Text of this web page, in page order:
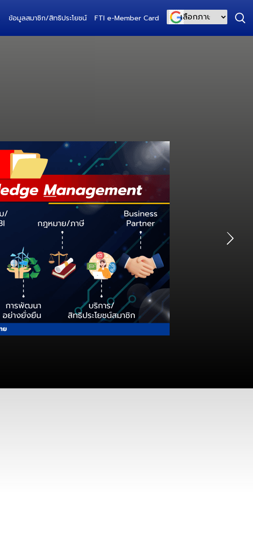
ข้อมูลสมาชิก/สิทธิประโยชน์ FTI e-Member Card